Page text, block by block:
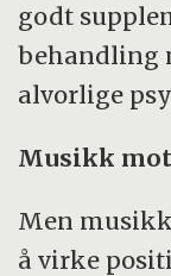
godt
behandling
alvorlige
Musikk
Men
å virke